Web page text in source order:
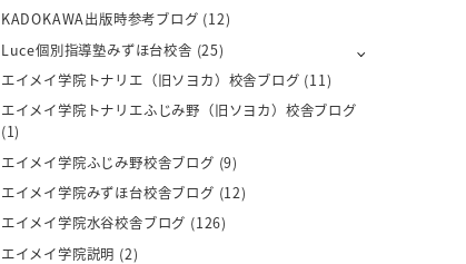
KADOKAWA出版時参考ブログ (12)
Luce個別指導塾みずほ台校舎 (25)
エイメイ学院トナリエ（旧ソヨカ）校舎ブログ (11)
エイメイ学院トナリエふじみ野（旧ソヨカ）校舎ブログ
(1)
エイメイ学院ふじみ野校舎ブログ (9)
エイメイ学院みずほ台校舎ブログ (12)
エイメイ学院水谷校舎ブログ (126)
エイメイ学院説明 (2)